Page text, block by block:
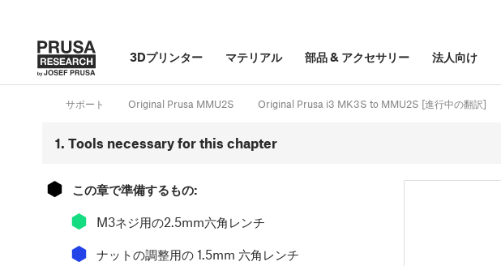
3Dプリンター マテリアル 部品& アクセサリー 法人向け
サポート Original Prusa MMU2S Original Prusa i3 MK3S to MMU2S [進行中の翻訳]
1. Tools necessary for this chapter
⬢ この章で準備するもの:
⬢ M3ネジ用の2.5mm六角レンチ
⬢ ナットの調整用の 1.5mm 六角レンチ